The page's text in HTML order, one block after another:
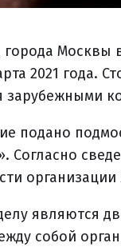
Москвы
2021 года.
зарубежными
подано
Согласно
являются
собой